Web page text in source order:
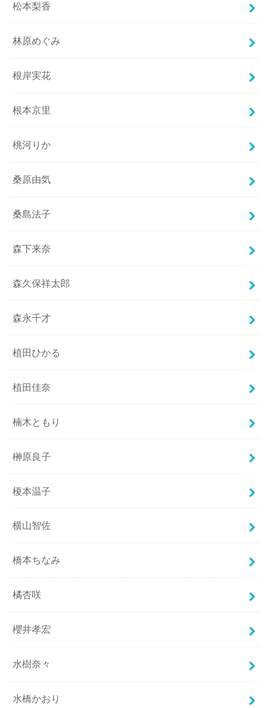
松本梨香
林原めぐみ
根岸実花
根本京里
桃河りか
桑原由気
桑島法子
森下来奈
森久保祥太郎
森永千才
植田ひかる
植田佳奈
楠木ともり
榊原良子
榎本温子
横山智佐
橋本ちなみ
橘杏咲
櫻井孝宏
水樹奈々
水橋かおり